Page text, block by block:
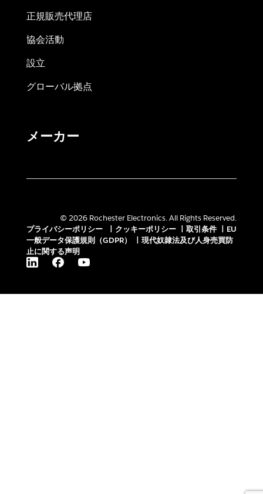
正規販売代理店
協会活動
設立
グローバル拠点
メーカー
© 2026 Rochester Electronics. All Rights Reserved.
プライバシーポリシー
クッキーポリシー 取引条件
EU
一般データ保護規則（GDPR）
現代奴隷法及び人身売買防
止に関する声明